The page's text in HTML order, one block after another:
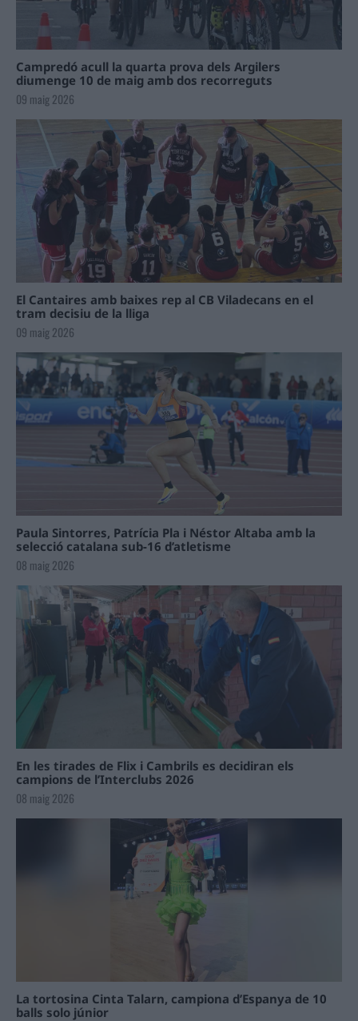
Campredó acull la quarta prova dels Argilers
diumenge 10 de maig amb dos recorreguts
09 maig 2026
El Cantaires amb baixes rep al CB Viladecans en el
tram decisiu de la lliga
09 maig 2026
Paula Sintorres, Patrícia Pla i Néstor Altaba amb la
selecció catalana sub-16 d’atletisme
08 maig 2026
En les tirades de Flix i Cambrils es decidiran els
campions de l’Interclubs 2026
08 maig 2026
La tortosina Cinta Talarn, campiona d’Espanya de 10
balls solo júnior